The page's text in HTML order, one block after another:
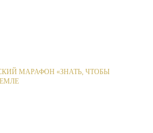
МАРАФОН «ЗНАТЬ, ЧТОБЫ